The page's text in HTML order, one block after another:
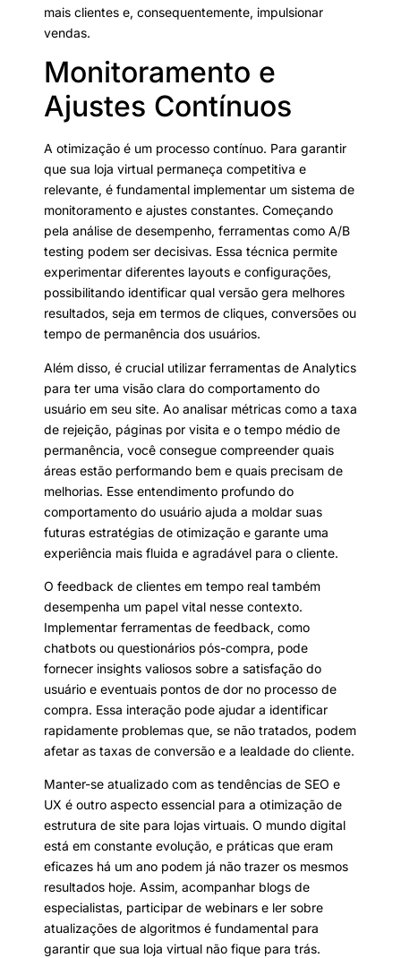
mais clientes e, consequentemente, impulsionar
vendas.
Monitoramento e
Ajustes Contínuos
A otimização é um processo contínuo. Para garantir
que sua loja virtual permaneça competitiva e
relevante, é fundamental implementar um sistema de
monitoramento e ajustes constantes. Começando
pela análise de desempenho, ferramentas como A/B
testing podem ser decisivas. Essa técnica permite
experimentar diferentes layouts e configurações,
possibilitando identificar qual versão gera melhores
resultados, seja em termos de cliques, conversões ou
tempo de permanência dos usuários.
Além disso, é crucial utilizar ferramentas de Analytics
para ter uma visão clara do comportamento do
usuário em seu site. Ao analisar métricas como a taxa
de rejeição, páginas por visita e o tempo médio de
permanência, você consegue compreender quais
áreas estão performando bem e quais precisam de
melhorias. Esse entendimento profundo do
comportamento do usuário ajuda a moldar suas
futuras estratégias de otimização e garante uma
experiência mais fluida e agradável para o cliente.
O feedback de clientes em tempo real também
desempenha um papel vital nesse contexto.
Implementar ferramentas de feedback, como
chatbots ou questionários pós-compra, pode
fornecer insights valiosos sobre a satisfação do
usuário e eventuais pontos de dor no processo de
compra. Essa interação pode ajudar a identificar
rapidamente problemas que, se não tratados, podem
afetar as taxas de conversão e a lealdade do cliente.
Manter-se atualizado com as tendências de SEO e
UX é outro aspecto essencial para a otimização de
estrutura de site para lojas virtuais. O mundo digital
está em constante evolução, e práticas que eram
eficazes há um ano podem já não trazer os mesmos
resultados hoje. Assim, acompanhar blogs de
especialistas, participar de webinars e ler sobre
atualizações de algoritmos é fundamental para
garantir que sua loja virtual não fique para trás.